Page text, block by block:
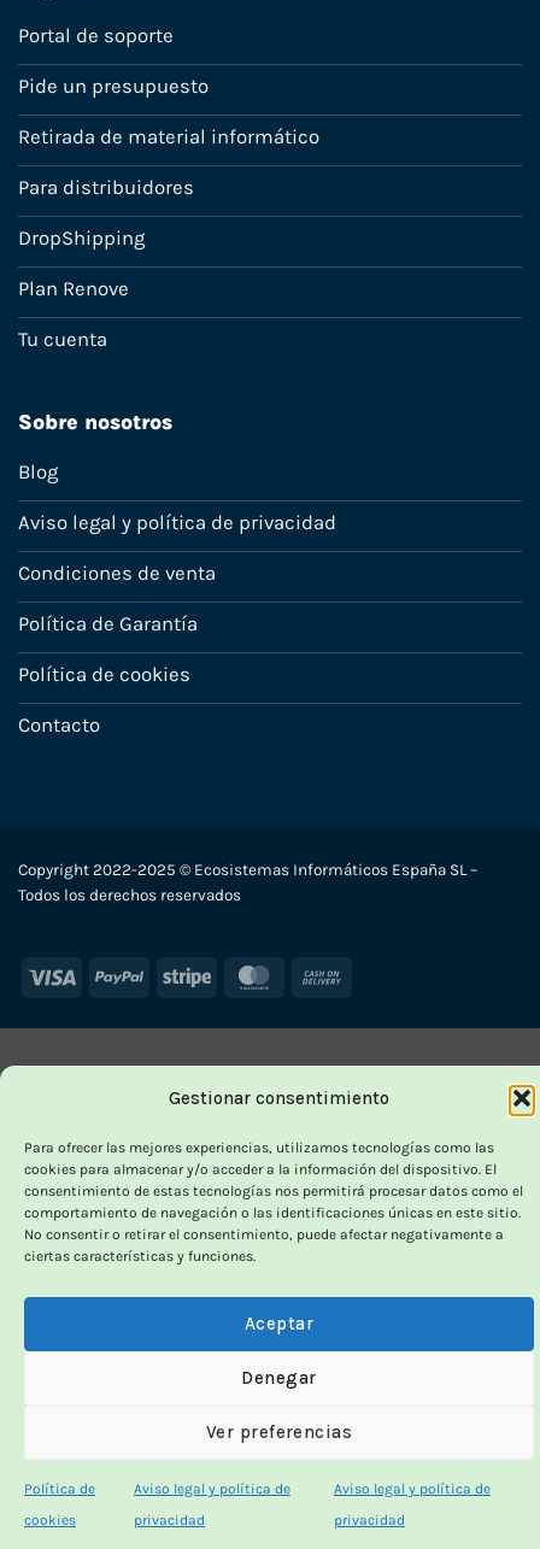
Gestionar consentimiento
Para ofrecer las mejores experiencias, utilizamos tecnologías como las
cookies para almacenar y/o acceder a la información del dispositivo. El
consentimiento de estas tecnologías nos permitirá procesar datos como el
comportamiento de navegación o las identificaciones únicas en este sitio.
No consentir o retirar el consentimiento, puede afectar negativamente a
ciertas características y funciones.
Aceptar
Denegar
Ver preferencias
Política de
cookies
Aviso legal y política de
privacidad
Aviso legal y política de
privacidad
Portal de soporte
Pide un presupuesto
Retirada de material informático
Para distribuidores
DropShipping
Plan Renove
Tu cuenta
Sobre nosotros
Blog
Aviso legal y política de privacidad
Condiciones de venta
Política de Garantía
Política de cookies
Contacto
Copyright 2022-2025 © Ecosistemas Informáticos España SL –
Todos los derechos reservados
Visa PayPal Stripe MasterCard